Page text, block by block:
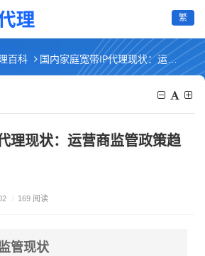
繁
百科 国内家庭宽带IP代理现状：运营商监管政策趋严
理现状：运营商监管政策趋
/ 169 阅读
管现状